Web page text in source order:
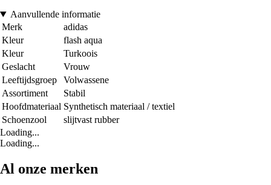
Aanvullende informatie
Merk
adidas
Kleur
flash aqua
Kleur
Turkoois
Geslacht
Vrouw
Leeftijdsgroep
Volwassene
Assortiment
Stabil
Hoofdmateriaal Synthetisch materiaal / textiel
Schoenzool
slijtvast rubber
Loading...
Loading...
Al onze merken